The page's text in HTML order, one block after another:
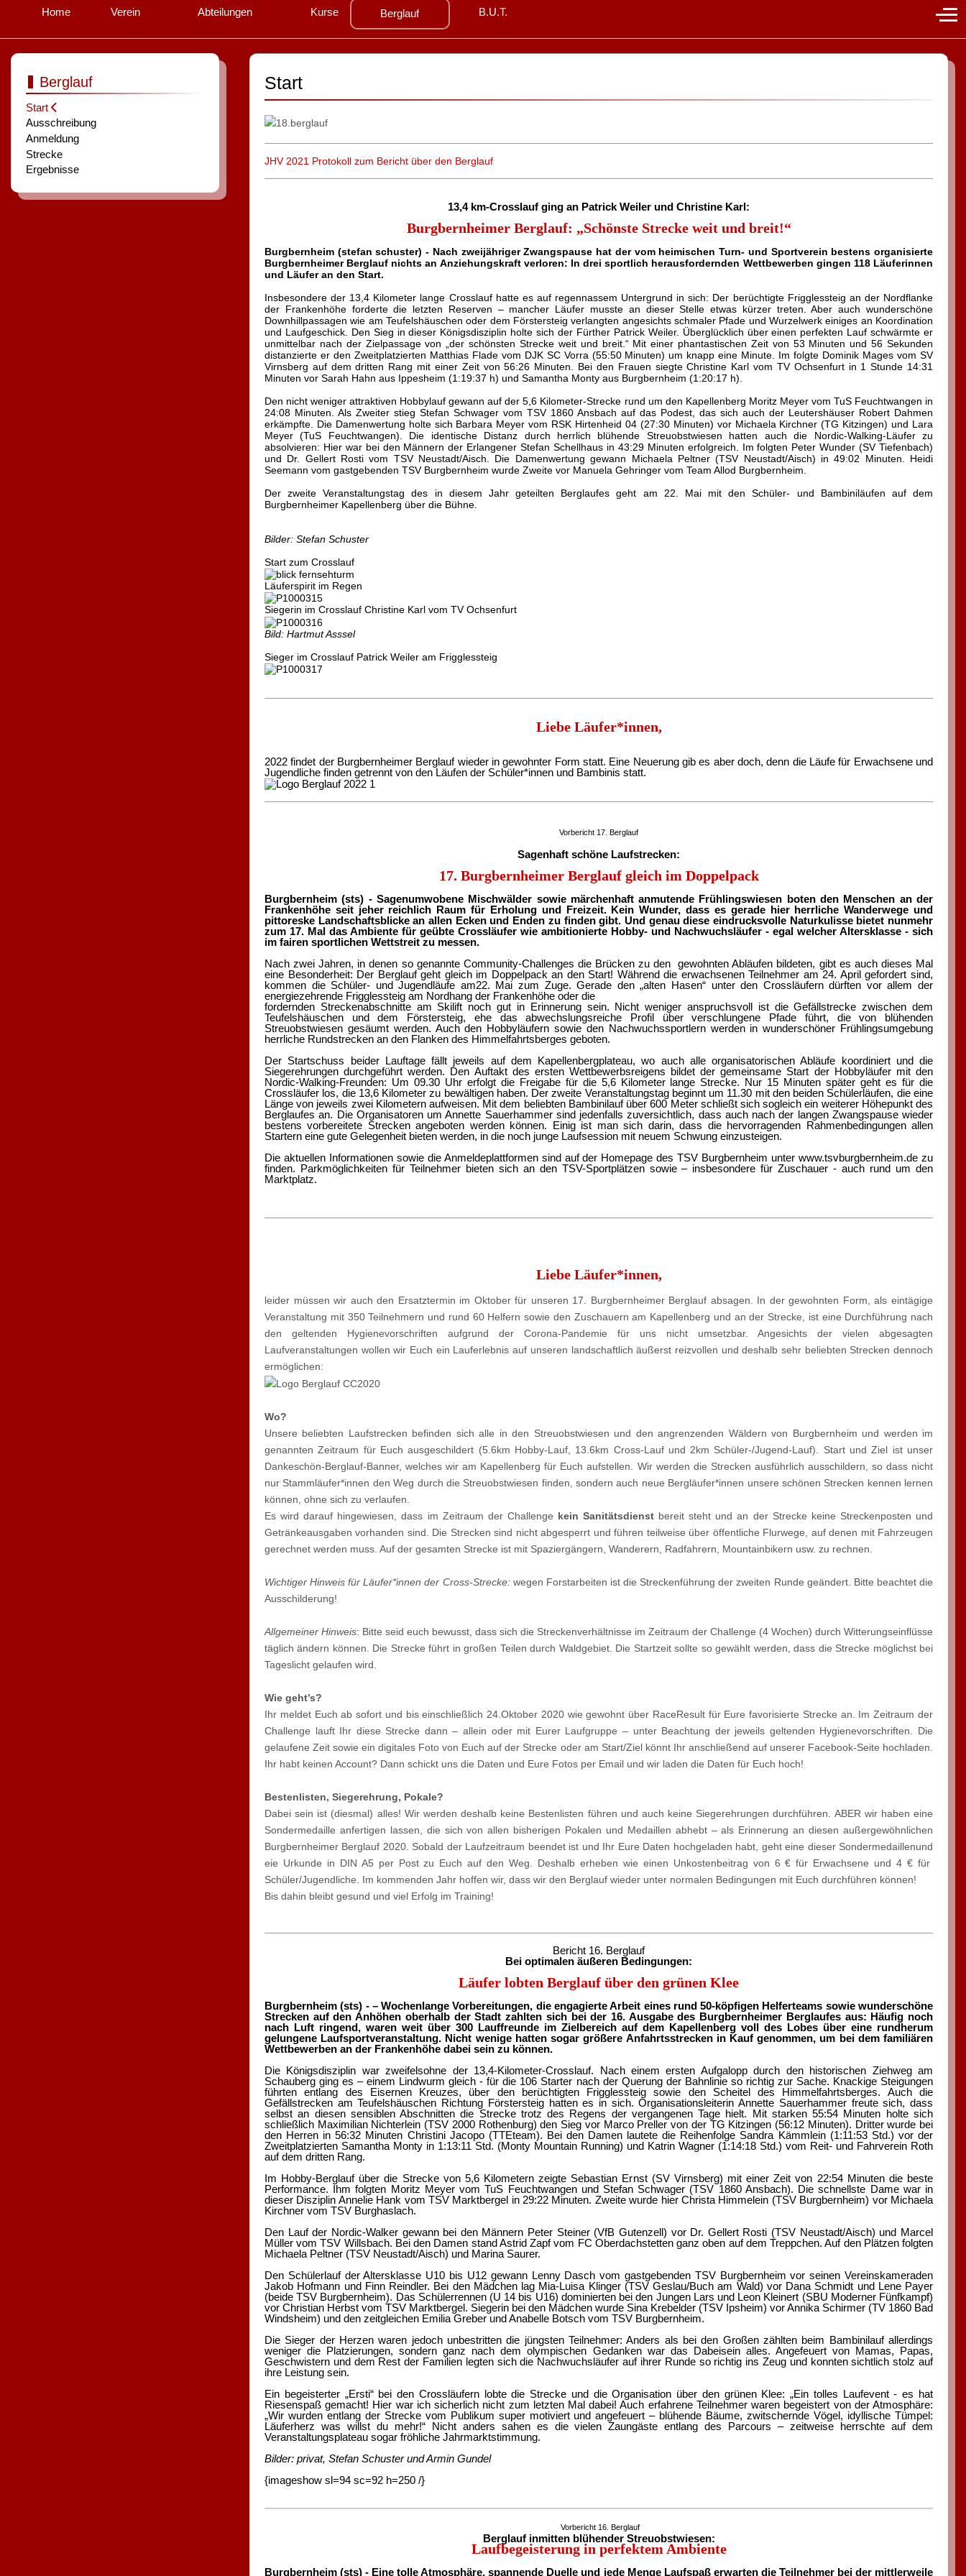
Home Verein Abteilungen Kurse Berglauf B.U.T. Off-
Berglauf
Start
Ausschreibung
Anmeldung
Strecke
Ergebnisse
Start
JHV 2021 Protokoll zum Bericht über den Berglauf
13,4 km-Crosslauf ging an Patrick Weiler und Christine Karl:
Burgbernheimer Berglauf: „Schönste Strecke weit und breit!“
Burgbernheim (stefan schuster) - Nach zweijähriger Zwangspause hat der vom heimischen Turn- und Sportverein bestens organisierte
Burgbernheimer Berglauf nichts an Anziehungskraft verloren: In drei sportlich herausfordernden Wettbewerben gingen 118 Läuferinnen
und Läufer an den Start.
Insbesondere der 13,4 Kilometer lange Crosslauf hatte es auf regennassem Untergrund in sich: Der berüchtigte Frigglessteig an der Nordflanke
der Frankenhöhe forderte die letzten Reserven – mancher Läufer musste an dieser Stelle etwas kürzer treten. Aber auch wunderschöne
Downhillpassagen wie am Teufelshäuschen oder dem Förstersteig verlangten angesichts schmaler Pfade und Wurzelwerk einiges an Koordination
und Laufgeschick. Den Sieg in dieser Königsdisziplin holte sich der Fürther Patrick Weiler. Überglücklich über einen perfekten Lauf schwärmte er
unmittelbar nach der Zielpassage von „der schönsten Strecke weit und breit.“ Mit einer phantastischen Zeit von 53 Minuten und 56 Sekunden
distanzierte er den Zweitplatzierten Matthias Flade vom DJK SC Vorra (55:50 Minuten) um knapp eine Minute. Im folgte Dominik Mages vom SV
Virnsberg auf dem dritten Rang mit einer Zeit von 56:26 Minuten. Bei den Frauen siegte Christine Karl vom TV Ochsenfurt in 1 Stunde 14:31
Minuten vor Sarah Hahn aus Ippesheim (1:19:37 h) und Samantha Monty aus Burgbernheim (1:20:17 h).
Den nicht weniger attraktiven Hobbylauf gewann auf der 5,6 Kilometer-Strecke rund um den Kapellenberg Moritz Meyer vom TuS Feuchtwangen in
24:08 Minuten. Als Zweiter stieg Stefan Schwager vom TSV 1860 Ansbach auf das Podest, das sich auch der Leutershäuser Robert Dahmen
erkämpfte. Die Damenwertung holte sich Barbara Meyer vom RSK Hirtenheid 04 (27:30 Minuten) vor Michaela Kirchner (TG Kitzingen) und Lara
Meyer (TuS Feuchtwangen). Die identische Distanz durch herrlich blühende Streuobstwiesen hatten auch die Nordic-Walking-Läufer zu
absolvieren: Hier war bei den Männern der Erlangener Stefan Schellhaus in 43:29 Minuten erfolgreich. Im folgten Peter Wunder (SV Tiefenbach)
und Dr. Gellert Rosti vom TSV Neustadt/Aisch. Die Damenwertung gewann Michaela Peltner (TSV Neustadt/Aisch) in 49:02 Minuten. Heidi
Seemann vom gastgebenden TSV Burgbernheim wurde Zweite vor Manuela Gehringer vom Team Allod Burgbernheim.
Der zweite Veranstaltungstag des in diesem Jahr geteilten Berglaufes geht am 22. Mai mit den Schüler- und Bambiniläufen auf dem
Burgbernheimer Kapellenberg über die Bühne.
Bilder: Stefan Schuster
Start zum Crosslauf
Läuferspirit im Regen
Siegerin im Crosslauf Christine Karl vom TV Ochsenfurt
Bild: Hartmut Asssel
Sieger im Crosslauf Patrick Weiler am Frigglessteig
Liebe Läufer*innen,
2022 findet der Burgbernheimer Berglauf wieder in gewohnter Form statt. Eine Neuerung gib es aber doch, denn die Läufe für Erwachsene und
Jugendliche finden getrennt von den Läufen der Schüler*innen und Bambinis statt.
Vorbericht 17. Berglauf
Sagenhaft schöne Laufstrecken:
17. Burgbernheimer Berglauf gleich im Doppelpack
Burgbernheim (sts) - Sagenumwobene Mischwälder sowie märchenhaft anmutende Frühlingswiesen boten den Menschen an der
Frankenhöhe seit jeher reichlich Raum für Erholung und Freizeit. Kein Wunder, dass es gerade hier herrliche Wanderwege und
pittoreske Landschaftsblicke an allen Ecken und Enden zu finden gibt. Und genau diese eindrucksvolle Naturkulisse bietet nunmehr
zum 17. Mal das Ambiente für geübte Crossläufer wie ambitionierte Hobby- und Nachwuchsläufer - egal welcher Altersklasse - sich
im fairen sportlichen Wettstreit zu messen.
Nach zwei Jahren, in denen so genannte Community-Challenges die Brücken zu den gewohnten Abläufen bildeten, gibt es auch dieses Mal
eine Besonderheit: Der Berglauf geht gleich im Doppelpack an den Start! Während die erwachsenen Teilnehmer am 24. April gefordert sind,
kommen die Schüler- und Jugendläufe am22. Mai zum Zuge. Gerade den „alten Hasen“ unter den Crossläufern dürften vor allem der
energiezehrende Frigglessteig am Nordhang der Frankenhöhe oder die
fordernden Streckenabschnitte am Skilift noch gut in Erinnerung sein. Nicht weniger anspruchsvoll ist die Gefällstrecke zwischen dem
Teufelshäuschen und dem Förstersteig, ehe das abwechslungsreiche Profil über verschlungene Pfade führt, die von blühenden
Streuobstwiesen gesäumt werden. Auch den Hobbyläufern sowie den Nachwuchssportlern werden in wunderschöner Frühlingsumgebung
herrliche Rundstrecken an den Flanken des Himmelfahrtsberges geboten.
Der Startschuss beider Lauftage fällt jeweils auf dem Kapellenbergplateau, wo auch alle organisatorischen Abläufe koordiniert und die
Siegerehrungen durchgeführt werden. Den Auftakt des ersten Wettbewerbsreigens bildet der gemeinsame Start der Hobbyläufer mit den
Nordic-Walking-Freunden: Um 09.30 Uhr erfolgt die Freigabe für die 5,6 Kilometer lange Strecke. Nur 15 Minuten später geht es für die
Crossläufer los, die 13,6 Kilometer zu bewältigen haben. Der zweite Veranstaltungstag beginnt um 11.30 mit den beiden Schülerläufen, die eine
Länge von jeweils zwei Kilometern aufweisen. Mit dem beliebten Bambinilauf über 600 Meter schließt sich sogleich ein weiterer Höhepunkt des
Berglaufes an. Die Organisatoren um Annette Sauerhammer sind jedenfalls zuversichtlich, dass auch nach der langen Zwangspause wieder
bestens vorbereitete Strecken angeboten werden können. Einig ist man sich darin, dass die hervorragenden Rahmenbedingungen allen
Startern eine gute Gelegenheit bieten werden, in die noch junge Laufsession mit neuem Schwung einzusteigen.
Die aktuellen Informationen sowie die Anmeldeplattformen sind auf der Homepage des TSV Burgbernheim unter www.tsvburgbernheim.de zu
finden. Parkmöglichkeiten für Teilnehmer bieten sich an den TSV-Sportplätzen sowie – insbesondere für Zuschauer - auch rund um den
Marktplatz.
Liebe Läufer*innen,
leider müssen wir auch den Ersatztermin im Oktober für unseren 17. Burgbernheimer Berglauf absagen. In der gewohnten Form, als eintägige
Veranstaltung mit 350 Teilnehmern und rund 60 Helfern sowie den Zuschauern am Kapellenberg und an der Strecke, ist eine Durchführung nach
den geltenden Hygienevorschriften aufgrund der Corona-Pandemie für uns nicht umsetzbar. Angesichts der vielen abgesagten
Laufveranstaltungen wollen wir Euch ein Lauferlebnis auf unseren landschaftlich äußerst reizvollen und deshalb sehr beliebten Strecken dennoch
ermöglichen:
Wo?
Unsere beliebten Laufstrecken befinden sich alle in den Streuobstwiesen und den angrenzenden Wäldern von Burgbernheim und werden im
genannten Zeitraum für Euch ausgeschildert (5.6km Hobby-Lauf, 13.6km Cross-Lauf und 2km Schüler-/Jugend-Lauf). Start und Ziel ist unser
Dankeschön-Berglauf-Banner, welches wir am Kapellenberg für Euch aufstellen. Wir werden die Strecken ausführlich ausschildern, so dass nicht
nur Stammläufer*innen den Weg durch die Streuobstwiesen finden, sondern auch neue Bergläufer*innen unsere schönen Strecken kennen lernen
können, ohne sich zu verlaufen.
Es wird darauf hingewiesen, dass im Zeitraum der Challenge kein Sanitätsdienst bereit steht und an der Strecke keine Streckenposten und
Getränkeausgaben vorhanden sind. Die Strecken sind nicht abgesperrt und führen teilweise über öffentliche Flurwege, auf denen mit Fahrzeugen
gerechnet werden muss. Auf der gesamten Strecke ist mit Spaziergängern, Wanderern, Radfahrern, Mountainbikern usw. zu rechnen.
Wichtiger Hinweis für Läufer*innen der Cross-Strecke:wegen Forstarbeiten ist die Streckenführung der zweiten Runde geändert. Bitte beachtet die
Ausschilderung!
Allgemeiner Hinweis: Bitte seid euch bewusst, dass sich die Streckenverhältnisse im Zeitraum der Challenge (4 Wochen) durch Witterungseinflüsse
täglich ändern können. Die Strecke führt in großen Teilen durch Waldgebiet. Die Startzeit sollte so gewählt werden, dass die Strecke möglichst bei
Tageslicht gelaufen wird.
Wie geht’s?
Ihr meldet Euch ab sofort und bis einschließlich 24.Oktober 2020 wie gewohnt über RaceResult für Eure favorisierte Strecke an. Im Zeitraum der
Challenge lauft Ihr diese Strecke dann – allein oder mit Eurer Laufgruppe – unter Beachtung der jeweils geltenden Hygienevorschriften. Die
gelaufene Zeit sowie ein digitales Foto von Euch auf der Strecke oder am Start/Ziel könnt Ihr anschließend auf unserer Facebook-Seite hochladen.
Ihr habt keinen Account? Dann schickt uns die Daten und Eure Fotos per Email und wir laden die Daten für Euch hoch!
Bestenlisten, Siegerehrung, Pokale?
Dabei sein ist (diesmal) alles! Wir werden deshalb keine Bestenlisten führen und auch keine Siegerehrungen durchführen. ABER wir haben eine
Sondermedaille anfertigen lassen, die sich von allen bisherigen Pokalen und Medaillen abhebt – als Erinnerung an diesen außergewöhnlichen
Burgbernheimer Berglauf 2020. Sobald der Laufzeitraum beendet ist und Ihr Eure Daten hochgeladen habt, geht eine dieser Sondermedaillenund
eie Urkunde in DIN A5 per Post zu Euch auf den Weg. Deshalb erheben wie einen Unkostenbeitrag von 6 € für Erwachsene und 4 € für
Schüler/Jugendliche. Im kommenden Jahr hoffen wir, dass wir den Berglauf wieder unter normalen Bedingungen mit Euch durchführen können!
Bis dahin bleibt gesund und viel Erfolg im Training!
Bericht 16. Berglauf
Bei optimalen äußeren Bedingungen:
Läufer lobten Berglauf über den grünen Klee
Burgbernheim (sts) - – Wochenlange Vorbereitungen, die engagierte Arbeit eines rund 50-köpfigen Helferteams sowie wunderschöne
Strecken auf den Anhöhen oberhalb der Stadt zahlten sich bei der 16. Ausgabe des Burgbernheimer Berglaufes aus: Häufig noch
nach Luft ringend, waren weit über 300 Lauffreunde im Zielbereich auf dem Kapellenberg voll des Lobes über eine rundherum
gelungene Laufsportveranstaltung. Nicht wenige hatten sogar größere Anfahrtsstrecken in Kauf genommen, um bei dem familiären
Wettbewerben an der Frankenhöhe dabei sein zu können.
Die Königsdisziplin war zweifelsohne der 13,4-Kilometer-Crosslauf. Nach einem ersten Aufgalopp durch den historischen Ziehweg am
Schauberg ging es – einem Lindwurm gleich - für die 106 Starter nach der Querung der Bahnlinie so richtig zur Sache. Knackige Steigungen
führten entlang des Eisernen Kreuzes, über den berüchtigten Frigglessteig sowie den Scheitel des Himmelfahrtsberges. Auch die
Gefällstrecken am Teufelshäuschen Richtung Förstersteig hatten es in sich. Organisationsleiterin Annette Sauerhammer freute sich, dass
selbst an diesen sensiblen Abschnitten die Strecke trotz des Regens der vergangenen Tage hielt. Mit starken 55:54 Minuten holte sich
schließlich Maximilian Nichterlein (TSV 2000 Rothenburg) den Sieg vor Marco Preller von der TG Kitzingen (56:12 Minuten). Dritter wurde bei
den Herren in 56:32 Minuten Christini Jacopo (TTEteam). Bei den Damen lautete die Reihenfolge Sandra Kämmlein (1:11:53 Std.) vor der
Zweitplatzierten Samantha Monty in 1:13:11 Std. (Monty Mountain Running) und Katrin Wagner (1:14:18 Std.) vom Reit- und Fahrverein Roth
auf dem dritten Rang.
Im Hobby-Berglauf über die Strecke von 5,6 Kilometern zeigte Sebastian Ernst (SV Virnsberg) mit einer Zeit von 22:54 Minuten die beste
Performance. Ihm folgten Moritz Meyer vom TuS Feuchtwangen und Stefan Schwager (TSV 1860 Ansbach). Die schnellste Dame war in
dieser Disziplin Annelie Hank vom TSV Marktbergel in 29:22 Minuten. Zweite wurde hier Christa Himmelein (TSV Burgbernheim) vor Michaela
Kirchner vom TSV Burghaslach.
Den Lauf der Nordic-Walker gewann bei den Männern Peter Steiner (VfB Gutenzell) vor Dr. Gellert Rosti (TSV Neustadt/Aisch) und Marcel
Müller vom TSV Willsbach. Bei den Damen stand Astrid Zapf vom FC Oberdachstetten ganz oben auf dem Treppchen. Auf den Plätzen folgten
Michaela Peltner (TSV Neustadt/Aisch) und Marina Saurer.
Den Schülerlauf der Altersklasse U10 bis U12 gewann Lenny Dasch vom gastgebenden TSV Burgbernheim vor seinen Vereinskameraden
Jakob Hofmann und Finn Reindler. Bei den Mädchen lag Mia-Luisa Klinger (TSV Geslau/Buch am Wald) vor Dana Schmidt und Lene Payer
(beide TSV Burgbernheim). Das Schülerrennen (U 14 bis U16) dominierten bei den Jungen Lars und Leon Kleinert (SBU Moderner Fünfkampf)
vor Christian Herbst vom TSV Marktbergel. Siegerin bei den Mädchen wurde Sina Krebelder (TSV Ipsheim) vor Annika Schirmer (TV 1860 Bad
Windsheim) und den zeitgleichen Emilia Greber und Anabelle Botsch vom TSV Burgbernheim.
Die Sieger der Herzen waren jedoch unbestritten die jüngsten Teilnehmer: Anders als bei den Großen zählten beim Bambinilauf allerdings
weniger die Platzierungen, sondern ganz nach dem olympischen Gedanken war das Dabeisein alles. Angefeuert von Mamas, Papas,
Geschwistern und dem Rest der Familien legten sich die Nachwuchsläufer auf ihrer Runde so richtig ins Zeug und konnten sichtlich stolz auf
ihre Leistung sein.
Ein begeisterter „Ersti“ bei den Crossläufern lobte die Strecke und die Organisation über den grünen Klee: „Ein tolles Laufevent - es hat
Riesenspaß gemacht! Hier war ich sicherlich nicht zum letzten Mal dabei! Auch erfahrene Teilnehmer waren begeistert von der Atmosphäre:
„Wir wurden entlang der Strecke vom Publikum super motiviert und angefeuert – blühende Bäume, zwitschernde Vögel, idyllische Tümpel:
Läuferherz was willst du mehr!“ Nicht anders sahen es die vielen Zaungäste entlang des Parcours – zeitweise herrschte auf dem
Veranstaltungsplateau sogar fröhliche Jahrmarktstimmung.
Bilder: privat, Stefan Schuster und Armin Gundel
{imageshow sl=94 sc=92 h=250 /}
Vorbericht 16. Berglauf
Berglauf inmitten blühender Streuobstwiesen:
Laufbegeisterung in perfektem Ambiente
Burgbernheim (sts) - Eine tolle Atmosphäre, spannende Duelle und jede Menge Laufspaß erwarten die Teilnehmer bei der mittlerweile